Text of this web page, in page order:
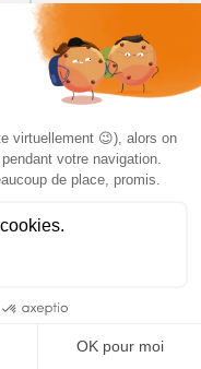
monitoring
Suivi des
données
capteurs BLE
humidité,
remplissage) en
temps réel avec